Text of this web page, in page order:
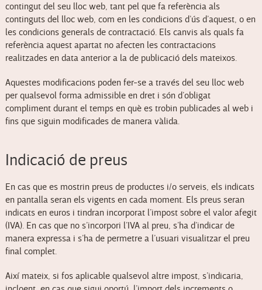
contingut del seu lloc web, tant pel que fa referència als
continguts del lloc web, com en les condicions d’ús d’aquest, o en
les condicions generals de contractació. Els canvis als quals fa
referència aquest apartat no afecten les contractacions
realitzades en data anterior a la de publicació dels mateixos.
Aquestes modificacions poden fer-se a través del seu lloc web
per qualsevol forma admissible en dret i són d’obligat
compliment durant el temps en què es trobin publicades al web i
fins que siguin modificades de manera vàlida.
Indicació de preus
En cas que es mostrin preus de productes i/o serveis, els indicats
en pantalla seran els vigents en cada moment. Els preus seran
indicats en euros i tindran incorporat l’impost sobre el valor afegit
(IVA). En cas que no s’incorpori l’IVA al preu, s’ha d’indicar de
manera expressa i s’ha de permetre a l’usuari visualitzar el preu
final complet.
Així mateix, si fos aplicable qualsevol altre impost, s’indicaria,